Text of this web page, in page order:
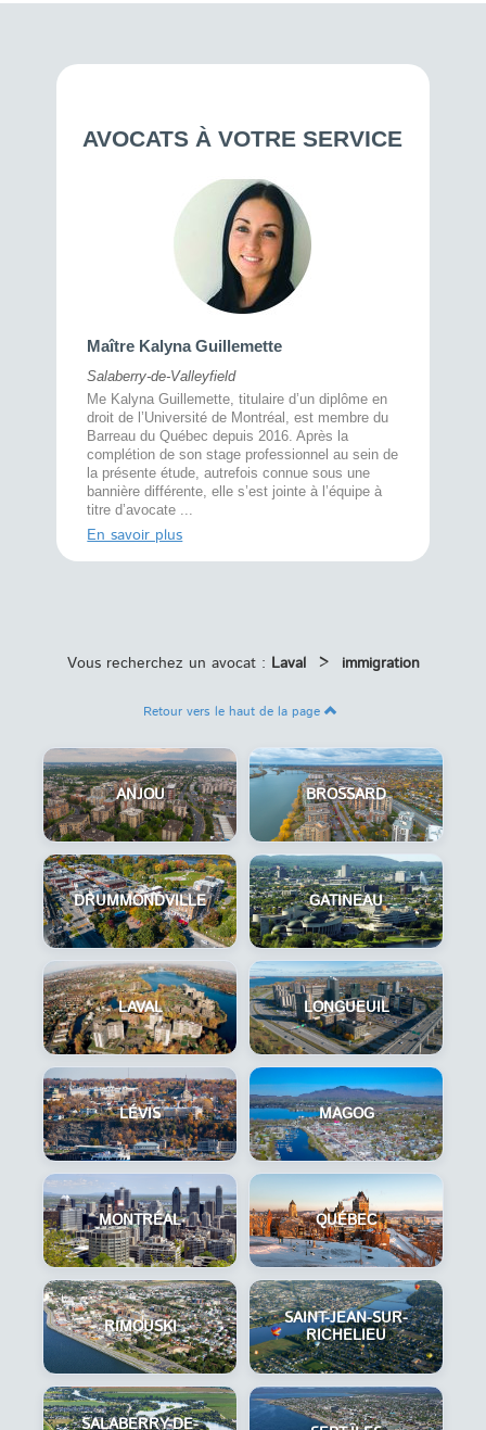
AVOCATS À VOTRE SERVICE
Maître Kalyna Guillemette
Salaberry-de-Valleyfield
Me Kalyna Guillemette, titulaire d’un diplôme en
droit de l’Université de Montréal, est membre du
Barreau du Québec depuis 2016. Après la
complétion de son stage professionnel au sein de
la présente étude, autrefois connue sous une
bannière différente, elle s’est jointe à l’équipe à
titre d’avocate ...
En savoir plus
Vous recherchez un avocat : Laval > immigration
Retour vers le haut de la page
ANJOU BROSSARD
DRUMMONDVILLE GATINEAU
LAVAL LONGUEUIL
LÉVIS MAGOG
MONTRÉAL QUÉBEC
RIMOUSKI
SAINT-JEAN-SUR-
RICHELIEU
SALABERRY-DE-